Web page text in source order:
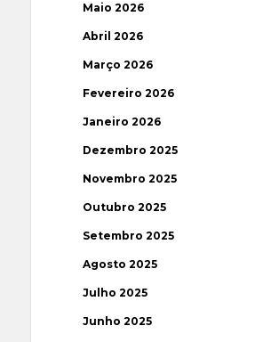
Maio 2026
Abril 2026
Março 2026
Fevereiro 2026
Janeiro 2026
Dezembro 2025
Novembro 2025
Outubro 2025
Setembro 2025
Agosto 2025
Julho 2025
Junho 2025